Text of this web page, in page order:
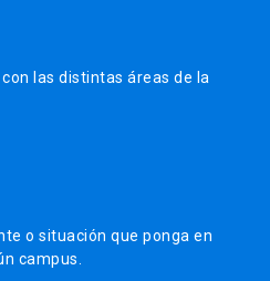
las distintas áreas de la
o situación que ponga en
campus.